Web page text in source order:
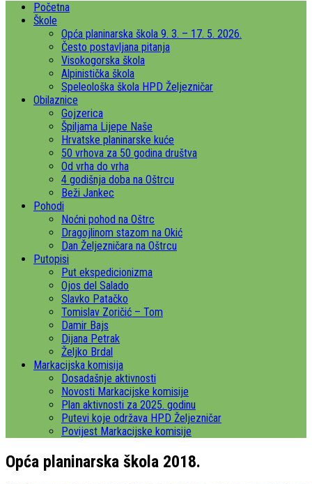
Početna
Škole
Opća planinarska škola 9. 3. – 17. 5. 2026.
Često postavljana pitanja
Visokogorska škola
Alpinistička škola
Speleološka škola HPD Željezničar
Obilaznice
Gojzerica
Špiljama Lijepe Naše
Hrvatske planinarske kuće
50 vrhova za 50 godina društva
Od vrha do vrha
4 godišnja doba na Oštrcu
Beži Jankec
Pohodi
Noćni pohod na Oštrc
Dragojlinom stazom na Okić
Dan Željezničara na Oštrcu
Putopisi
Put ekspedicionizma
Ojos del Salado
Slavko Patačko
Tomislav Zoričić – Tom
Damir Bajs
Dijana Petrak
Željko Brdal
Markacijska komisija
Dosadašnje aktivnosti
Novosti Markacijske komisije
Plan aktivnosti za 2025. godinu
Putevi koje održava HPD Željezničar
Povijest Markacijske komisije
Opća planinarska škola 2018.